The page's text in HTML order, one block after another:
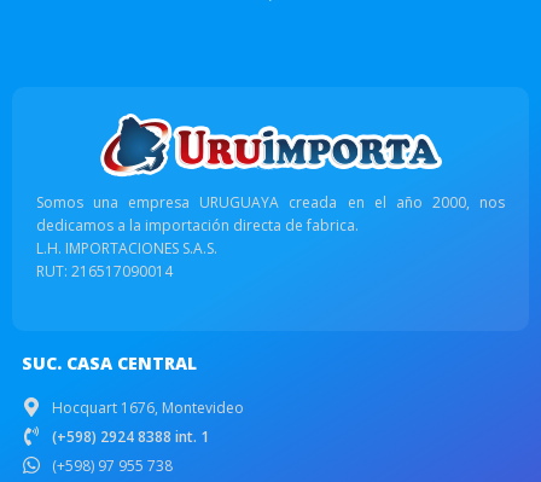
Somos una empresa URUGUAYA creada en el año 2000, nos
dedicamos a la importación directa de fabrica.
L.H. IMPORTACIONES S.A.S.
RUT: 216517090014
SUC. CASA CENTRAL
Hocquart 1676, Montevideo
(+598) 2924 8388 int. 1
(+598) 97 955 738